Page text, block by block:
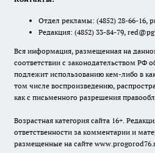
Отдел рекламы: (4852) 28-66-16,
Редакция: (4852) 33-84-79,
Вся информация, размещенная на
соответствии с законодательством РФ
подлежит использованию кем-либо в
том числе воспроизведению,
как с письменного разрешения
Возрастная категория сайта 16+.
ответственности за комментарии и
размещенные на сайте